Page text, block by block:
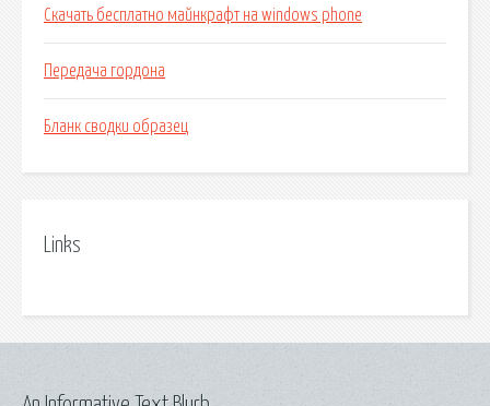
Скачать бесплатно майнкрафт на windows phone
Передача гордона
Бланк сводки образец
Links